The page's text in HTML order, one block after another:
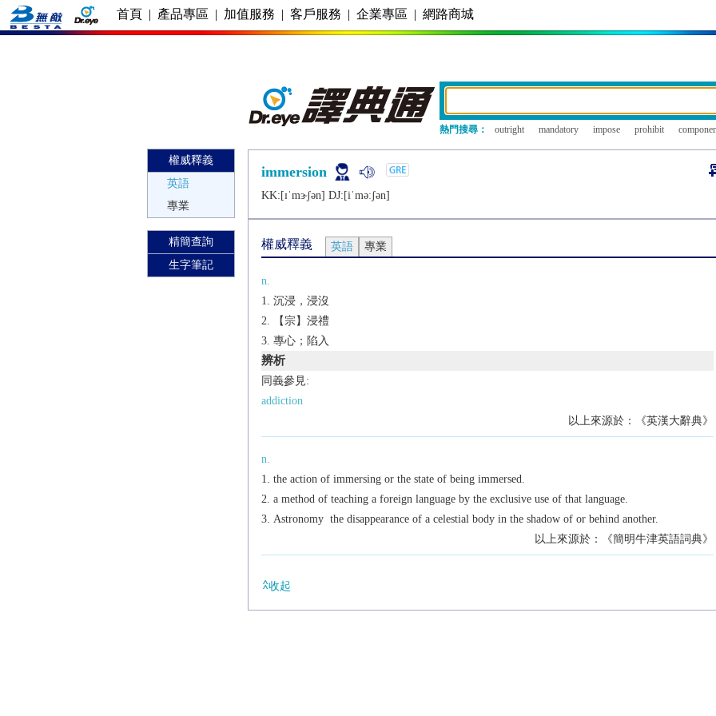
首頁 | 產品專區 | 加值服務 | 客戶服務 | 企業專區 | 網路商城
熱門搜尋： outright mandatory impose prohibit
權威釋義
英語
專業
精簡查詢
生字筆記
immersion
KK:[ɪˈmɝʃǝn] DJ:[iˈmǝːʃǝn]
權威釋義 英語 專業
n.
沉浸，浸沒
【宗】浸禮
專心；陷入
辨析
同義參見:
addiction
以上來源於：《英漢大辭典》
n.
the action of immersing or the state of being immersed.
a method of teaching a foreign language by the exclusive use of that language.
Astronomy the disappearance of a celestial body in the shadow of or behind another.
以上來源於：《簡明牛津英語詞典》
收起